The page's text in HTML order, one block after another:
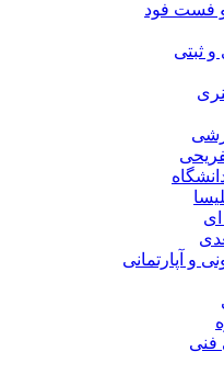
فست فود
ثبتی
و آپارتمانی
فنی